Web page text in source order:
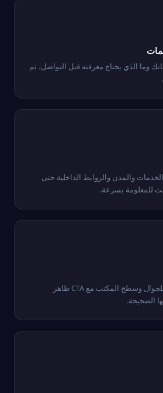
وما الذي يحتاج معرفته قبل التواصل، ثم
والمدن والروابط الداخلية حتى
للمعلومة بسرعة.
نصمم صفحات واضحة للجوال وسطح المكتب مع CTA ظاهر
الصحيحة.